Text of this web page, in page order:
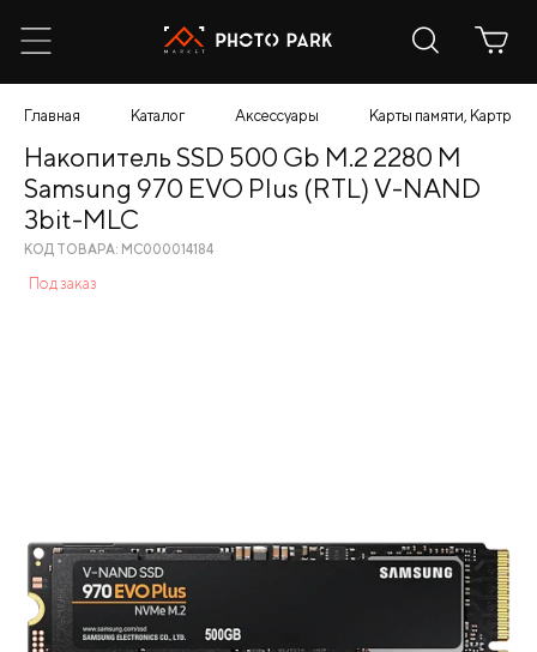
Главная Каталог Аксессуары Карты памяти,
Накопитель SSD 500 Gb M.2 2280 M
Samsung 970 EVO Plus (RTL) V-NAND
3bit-MLC
КОД ТОВАРА: МС000014184
Под заказ